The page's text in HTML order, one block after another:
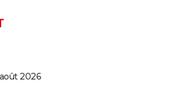
2026